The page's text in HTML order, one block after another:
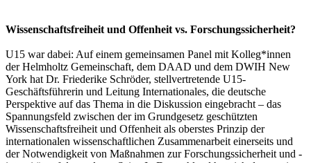
Wissenschaftsfreiheit und Offenheit vs. Forschungssicherheit?
U15 war dabei: Auf einem gemeinsamen Panel mit Kolleg*innen
der Helmholtz Gemeinschaft, dem DAAD und dem DWIH New
York hat Dr. Friederike Schröder, stellvertretende U15-
Geschäftsführerin und Leitung Internationales, die deutsche
Perspektive auf das Thema in die Diskussion eingebracht – das
Spannungsfeld zwischen der im Grundgesetz geschützten
Wissenschaftsfreiheit und Offenheit als oberstes Prinzip der
internationalen wissenschaftlichen Zusammenarbeit einerseits und
der Notwendigkeit von Maßnahmen zur Forschungssicherheit und -